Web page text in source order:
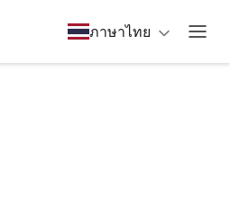
ภาษาไทย